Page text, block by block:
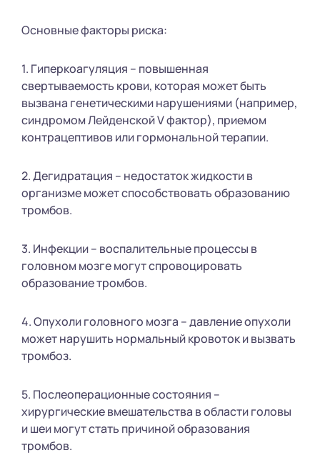
Основные факторы риска:
1. Гиперкоагуляция – повышенная
свертываемость крови, которая может быть
вызвана генетическими нарушениями (например,
синдромом Лейденской V фактор), приемом
контрацептивов или гормональной терапии.
2. Дегидратация – недостаток жидкости в
организме может способствовать образованию
тромбов.
3. Инфекции – воспалительные процессы в
головном мозге могут спровоцировать
образование тромбов.
4. Опухоли головного мозга – давление опухоли
может нарушить нормальный кровоток и вызвать
тромбоз.
5. Послеоперационные состояния –
хирургические вмешательства в области головы
и шеи могут стать причиной образования
тромбов.